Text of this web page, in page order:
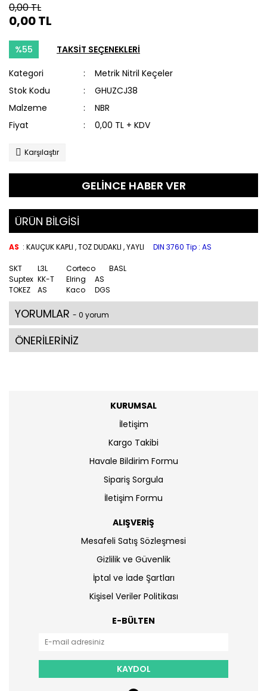
0,00 TL
0,00 TL
%55 TAKSİT SEÇENEKLERİ
Kategori
Metrik Nitril Keçeler
Stok Kodu
GHUZCJ38
Malzeme
NBR
Fiyat
0,00 TL + KDV
Karşılaştır
GELİNCE HABER VER
ÜRÜN BİLGİSİ
AS : KAUÇUK KAPLI , TOZ DUDAKLI , YAYLI DIN 3760 Tip : AS
SKT L3L Corteco
BASL
Suptex KK-T Elring
AS
TOKEZ
AS Kaco DGS
YORUMLAR - 0 yorum
ÖNERİLERİNİZ
KURUMSAL
İletişim
Kargo Takibi
Havale Bildirim Formu
Sipariş Sorgula
İletişim Formu
ALIŞVERİŞ
Mesafeli Satış Sözleşmesi
Gizlilik ve Güvenlik
İptal ve İade Şartları
Kişisel Veriler Politikası
E-BÜLTEN
KAYDOL